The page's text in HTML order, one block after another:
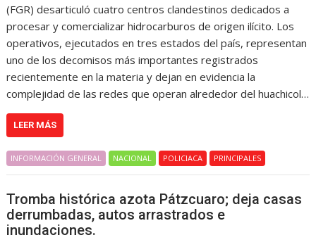
(FGR) desarticuló cuatro centros clandestinos dedicados a
procesar y comercializar hidrocarburos de origen ilícito. Los
operativos, ejecutados en tres estados del país, representan
uno de los decomisos más importantes registrados
recientemente en la materia y dejan en evidencia la
complejidad de las redes que operan alrededor del huachicol…
LEER MÁS
INFORMACIÓN GENERAL NACIONAL POLICIACA PRINCIPALES
Tromba histórica azota Pátzcuaro; deja casas
derrumbadas, autos arrastrados e
inundaciones.